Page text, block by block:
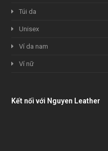
Túi da
Unisex
Ví da nam
Ví nữ
Kết nối với Nguyen Leather